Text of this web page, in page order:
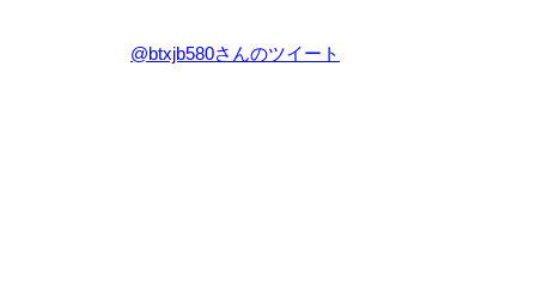
@btxjb580さんのツイート